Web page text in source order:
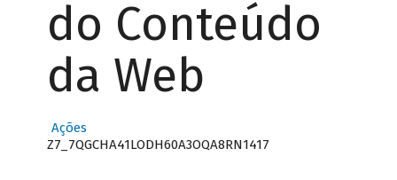
do Conteúdo
da Web
Ações
Z7_7QGCHA41LODH60A3OQA8RN1417